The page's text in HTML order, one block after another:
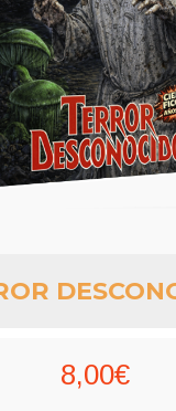
8,00€